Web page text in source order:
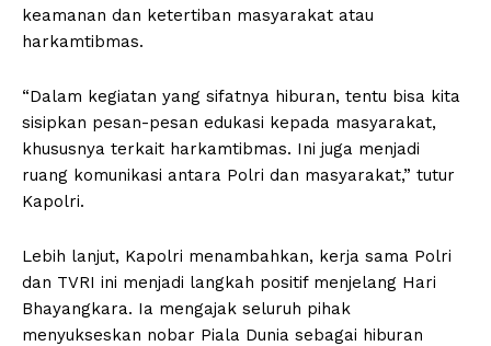
keamanan dan ketertiban masyarakat atau
harkamtibmas.
“Dalam kegiatan yang sifatnya hiburan, tentu bisa kita
sisipkan pesan-pesan edukasi kepada masyarakat,
khususnya terkait harkamtibmas. Ini juga menjadi
ruang komunikasi antara Polri dan masyarakat,” tutur
Kapolri.
Lebih lanjut, Kapolri menambahkan, kerja sama Polri
dan TVRI ini menjadi langkah positif menjelang Hari
Bhayangkara. Ia mengajak seluruh pihak
menyukseskan nobar Piala Dunia sebagai hiburan